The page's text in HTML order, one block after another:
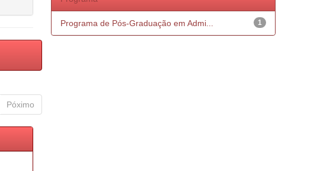
Póximo
1
Programa de Pós-Graduação em Admi...